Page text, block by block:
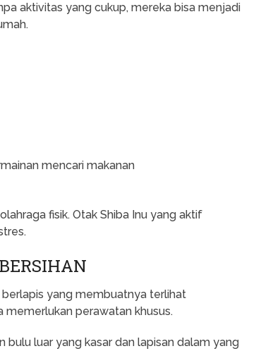
aktivitas yang cukup, mereka bisa menjadi
mencari makanan
fisik. Otak Shiba Inu yang aktif
berlapis yang membuatnya terlihat
perawatan khusus.
bulu luar yang kasar dan lapisan dalam yang